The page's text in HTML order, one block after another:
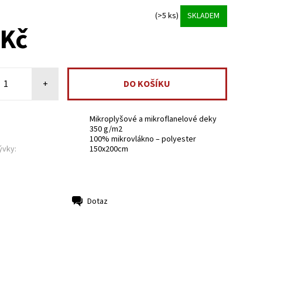
(>5 ks) SKLADEM
+
Mikroplyšové a mikroflanelové deky
350 g/m2
100% mikrovlákno – polyester
150x200cm
Dotaz